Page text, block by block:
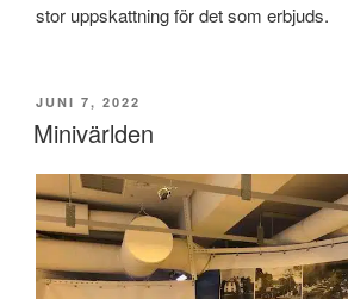
stor uppskattning för det som erbjuds.
PUBLICERAT
JUNI 7, 2022
Minivärlden